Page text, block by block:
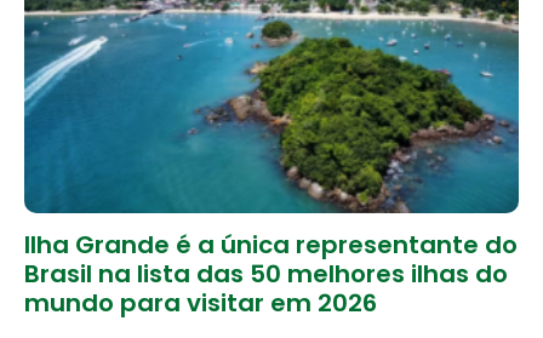
Ilha Grande é a única representante do
Brasil na lista das 50 melhores ilhas do
mundo para visitar em 2026